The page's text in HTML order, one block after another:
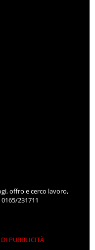
offro e cerco lavoro,
231711
PUBBLICITÀ